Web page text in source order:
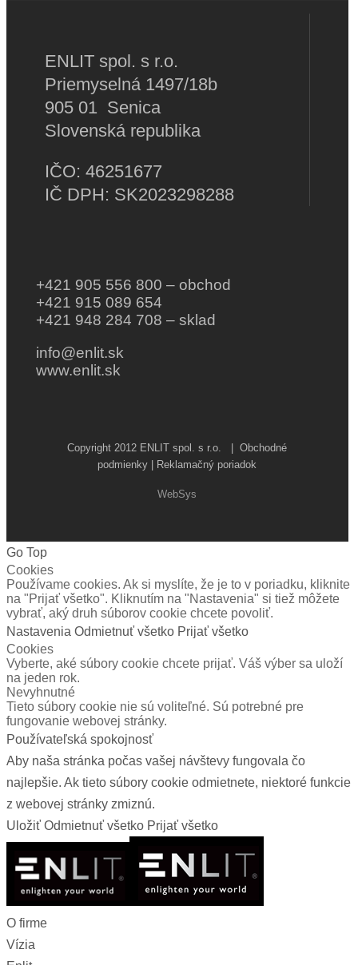
ENLIT spol. s r.o.
Priemyselná 1497/18b
905 01 Senica
Slovenská republika
IČO: 46251677
IČ DPH: SK2023298288
+421 905 556 800 – obchod
+421 915 089 654
+421 948 284 708 – sklad
info@enlit.sk
www.enlit.sk
Copyright 2012 ENLIT spol. s r.o. |Obchodné
podmienky | Reklamačný poriadok
WebSys
Go Top
Cookies
Používame cookies. Ak si myslíte, že je to v poriadku, kliknite
na "Prijať všetko". Kliknutím na "Nastavenia" si tiež môžete
vybrať, aký druh súborov cookie chcete povoliť.
Nastavenia Odmietnuť všetko Prijať všetko
Cookies
Vyberte, aké súbory cookie chcete prijať. Váš výber sa uloží
na jeden rok.
Nevyhnutné
Tieto súbory cookie nie sú voliteľné. Sú potrebné pre
fungovanie webovej stránky.
Používateľská spokojnosť
Aby naša stránka počas vašej návštevy fungovala čo
najlepšie. Ak tieto súbory cookie odmietnete, niektoré funkcie
z webovej stránky zmiznú.
Uložiť Odmietnuť všetko Prijať všetko
O firme
Vízia